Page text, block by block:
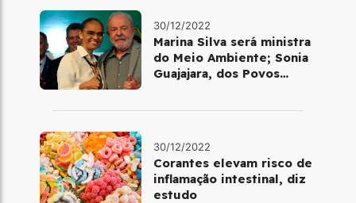
30/12/2022
Marina Silva será ministra
do Meio Ambiente; Sonia
Guajajara, dos Povos
30/12/2022
Corantes elevam risco de
inflamação intestinal, diz
estudo